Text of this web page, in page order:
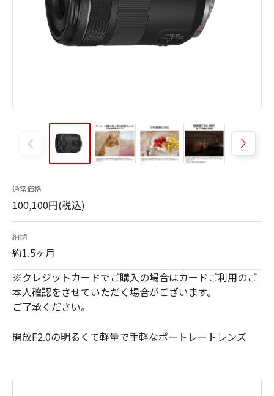
通常価格
100,100円(税込)
納期
約1.5ヶ月
※クレジットカードでご購入の場合はカードご利用のご
本人確認をさせていただく場合がございます。
ご了承ください。
開放F2.0の明るくて軽量で手軽なポートレートレンズ